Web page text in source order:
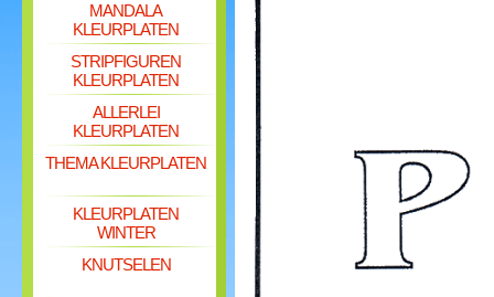
MANDALA
KLEURPLATEN
STRIPFIGUREN
KLEURPLATEN
ALLERLEI
KLEURPLATEN
THEMA KLEURPLATEN
KLEURPLATEN
WINTER
KNUTSELEN